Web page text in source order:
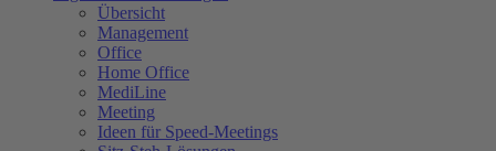
Übersicht
Management
Office
Home Office
MediLine
Meeting
Ideen für Speed-Meetings